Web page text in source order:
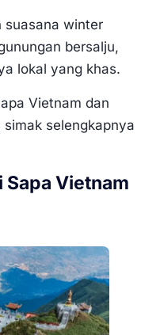
suasana winter
bersalju,
lokal yang khas.
Vietnam dan
selengkapnya
Sapa Vietnam